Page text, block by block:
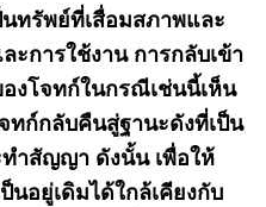
ทรัพย์ที่เสื่อมสภาพและ
ะการใช้งาน การกลับเข้า
งโจทก์ในกรณีเช่นนี้เห็น
ทก์กลับคืนสู่ฐานะดังที่เป็น
ำสัญญา ดังนั้น เพื่อให้
นอยู่เดิมได้ใกล้เคียงกับ